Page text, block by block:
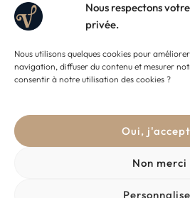
Nous respectons
privée.
Nous utilisons quelques cookies pour
navigation, diffuser du contenu et mesurer
consentir à notre utilisation des cookies ?
Oui,
Non merci
E-mail
Je consens à ce que ce site stocke mes
S'abonner